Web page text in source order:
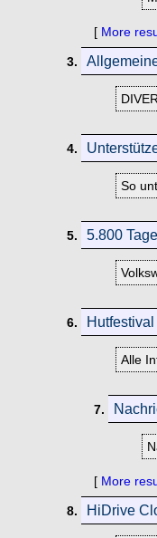
[ More
3.
4.
So
5. 5.800
6.
Alle
7.
[ More
8. HiDrive